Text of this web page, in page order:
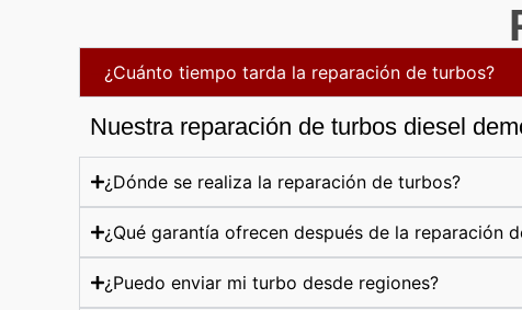
¿Cuánto tiempo tarda la reparación de turbos?
Nuestra reparación de turbos diesel
¿Dónde se realiza la reparación de turbos?
¿Qué garantía ofrecen después de la reparación
¿Puedo enviar mi turbo desde regiones?